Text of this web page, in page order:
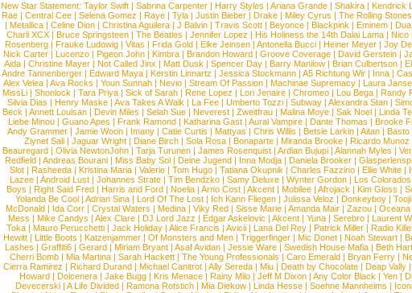
New Star Statement: Taylor Swift | Sabrina Carpenter | Harry Styles | Ariana Grande | Shakira | Kendrick
Rae| Central Cee| Selena Gomez | Raye| Tyla| Justin Bieber| Drake| Miley Cyrus | The Rolling Stones
| Metallica | Celine Dion | Christina Aguilera | J Balvin | Travis Scott | Beyonce | Blackpink | Eminem |
Charli XCX| Bruce Springsteen| The Beatles | Jennifer Lopez | His Holiness the 14th Dalai Lama| Nico
Rosenberg | Frauke Ludowig | Vitas | Frida Gold | Elke Jeinsen | Antonella Bucci | Heiner Meyer | Joy
Nick Carter | Lucenzo | Pigeon John | Kimbra | Brandon Howard | Groove Coverage | David Gerstein |
Aida| Christine Mayer| Not Called Jinx | Matt Dusk | Spencer Day| Barry Manilow| Brian Culbertson|
Andre Tannenberger | Edward Maya | Kerstin Linnartz | Jessica Stockmann | A5 Richtung Wir | Inna |
Alex Velea | Ava Rocks | Youn Sunnah | Nevio | Stream Of Passion | Machinae Supremacy | Laura
MissLi | Shonlock | Tara Priya | Sick of Sarah | Rene Lopez | Lori Jenaire | Chromeo | Lou Bega | Randy
Silvia Dias | Henry Maske| Ava Takes A Walk | La Fee| Umberto Tozzi| Subway| Alexandra Stan|
Beck | Annett Louisan| Devin Miles | Selah Sue| Neverest| Zweitfrau| Malina Moye| Sak Noel| Linda
Liebe Minou| Guano Apes | Frank Ramond| Katharina Gast| Aural Vampire| Dante Thomas | Brooke
Andy Grammer| Jamie Woon| Imany| Catie Curtis | Mattyas | Chris Willis | Betsie Larkin| Aitan| Basto
Ziynet Sali| Jaguar Wright| Diane Birch| Sola Rosa| Bonaparte| Miranda Brooke| Ricardo Munoz
Beauregard| Olivia NewtonJohn| Tarja Turunen| James Rosenquist| Ardian Bujupi| Alannah Myles |
Redfield | Andreas Bourani | Miss Baby Sol | Deine Jugend | Inna Modja | Daniela Brooker |
Slot | Rasheeda | Kristina Maria | Valerie | Tom Hugo | Tatiana Okupnik | Charles Fazzino | Ellie White |
Lazee | Android Lust | Johannes Strate | Tim Bendzko | Samy Deluxe | Wynter Gordon | Los Colorados
Boys | Right Said Fred | Harris and Ford | Noelia | Arno Cost | Akcent | Mobilee | Afrojack | Kim Gloss |
Yolanda Be Cool| Adrian Sina| Lord Of The Lost| Ich Kann Fliegen| Julissa Veloz | Donkeyboy| Tooji
McDonald| Ida Corr| Crystal Waters | Medina| Viky Red| Sisse Marie| Amanda Mair| Zazou| Oceana
Mess | Mike Candys | Alex Clare | DJ Lord Jazz | Edgar Askelovic | Akcent | Yuna | Serebro | Laurent
Toka | Mauro Perucchetti | Jack Holiday | Alice Francis | Avicii | Lana Del Rey | Patrick Miller | Radio
Hewitt| Little Boots | Katzenjammer| Of Monsters and Men| Triggerfinger| Mic Donet| Noah Stewart|
Lashes | Graffiti6| Gerard| Miriam Bryant| Asaf Avidan| Jessie Ware| Swedish House Mafia| Beth Hart
Cherri Bomb | Mia Martina | Sarah Hackett | The Young Professionals | Caro Emerald | Bryan Ferry |
Cierra Ramirez | Richard Durand | Michael Canitrot | Ally Sereda | Miu | Death by Chocolate | Deap Vally |
Howard| Dolcenera| Jake Bugg| Kris Menace| Rainy Milo| Jeff M Dixon| Any Color Black | Yen|
Devecerski| A Life Divided| Ramona Rotstich| Mia Diekow| Linda Hesse| Soehne Mannheims |